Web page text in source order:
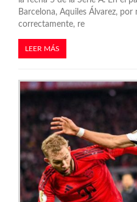
e
e
n
t
r
a
a
s
Barcelona, Aquiles Álvarez,
correctamente, re
LEER MÁS